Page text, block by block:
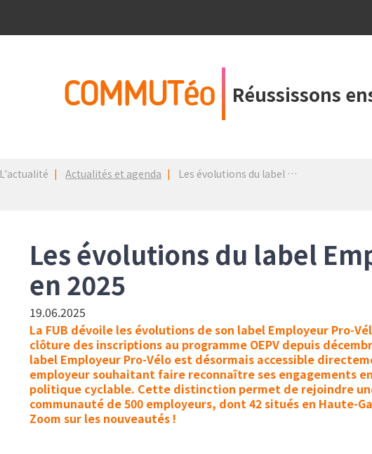
COMMUTéo Réussissons
L'actualité Actualités et agenda Les évolutions du label Employeur Pro-Vélo en 2025
Les évolutions du label
en 2025
19.06.2025
La FUB dévoile les évolutions de son label Employeur Pro-
clôture des inscriptions au programme OEPV depuis
label Employeur Pro-Vélo est désormais accessible
employeur souhaitant faire reconnaître ses engagements
politique cyclable. Cette distinction permet de rejoindre
communauté de 500 employeurs, dont 42 situés en Haute-
Zoom sur les nouveautés !